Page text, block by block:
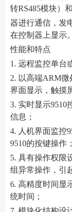
转RS485模块）
器进行通信，发
在控制器上显示
性能和特点
1. 远程监控单台
2. 以高端ARM
界面显示，触摸
3. 实时显示9510
信息；
4. 人机界面监控
9510的按键操作；
5. 具有操作权限
组异常操作，引
6. 高精度时间显
统时间；